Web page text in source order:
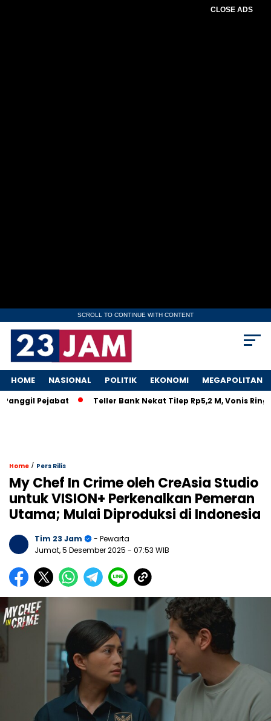
CLOSE ADS
SCROLL TO CONTINUE WITH CONTENT
HOME NASIONAL POLITIK EKONOMI MEGAPOLITAN
Pejabat Teller Bank Nekat Tilep Rp5,2 M, Vonis Ringan
Home / Pers Rilis
My Chef In Crime oleh CreAsia Studio
untuk VISION+ Perkenalkan Pemeran
Utama; Mulai Diproduksi di Indonesia
Tim 23 Jam
- Pewarta
Jumat, 5 Desember 2025 - 07:53 WIB